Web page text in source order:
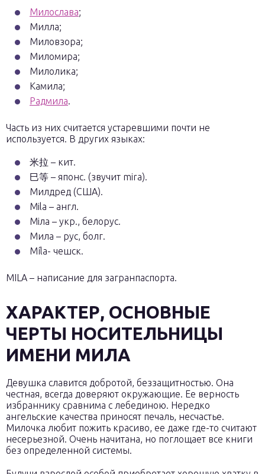
Милослава;
Милла;
Миловзора;
Миломира;
Милолика;
Камила;
Радмила.
Часть из них считается устаревшими почти не
используется. В других языках:
米拉 – кит.
巳等 – японс. (звучит mira).
Милдред (США).
Mila – англ.
Міла – укр., белорус.
Мила – рус, болг.
Míla- чешск.
MILA – написание для загранпаспорта.
ХАРАКТЕР, ОСНОВНЫЕ
ЧЕРТЫ НОСИТЕЛЬНИЦЫ
ИМЕНИ МИЛА
Девушка славится добротой, беззащитностью. Она
честная, всегда доверяют окружающие. Ее верность
избраннику сравнима с лебединою. Нередко
ангельские качества приносят печаль, несчастье.
Милочка любит пожить красиво, ее даже где-то считают
несерьезной. Очень начитана, но поглощает все книги
без определенной системы.